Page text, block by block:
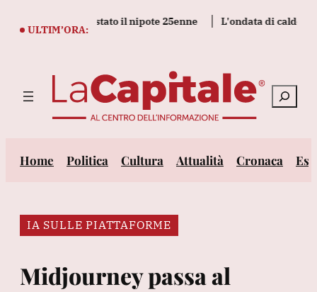
ULTIM’ORA:
arrestato il nipote 25enne L'ondata di caldo per
Cerca
Home Politica Cultura Attualità Cronaca
IA SULLE PIATTAFORME
Midjourney passa al